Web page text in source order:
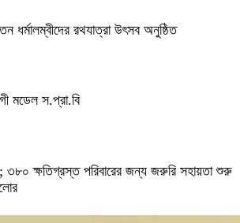
ধর্মালম্বীদের রথযাত্রা উৎসব অনুষ্ঠিত
মডেল স.প্রা.বি
৩৮০ ক্ষতিগ্রস্ত পরিবারের জন্য জরুরি সহায়তা শুরু